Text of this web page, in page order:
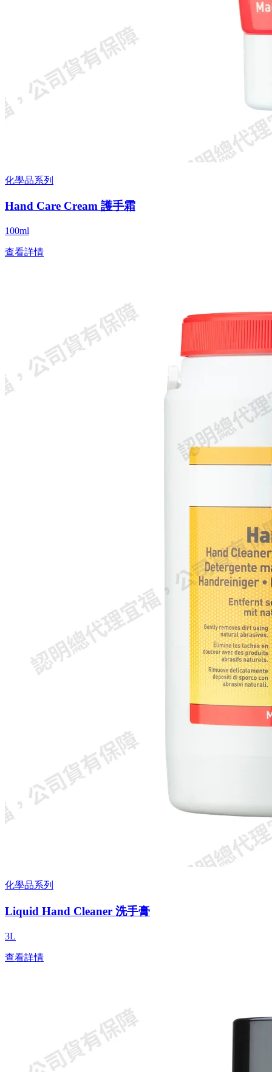
化學品系列
Hand Care Cream 護手霜
100ml
查看詳情
化學品系列
Liquid Hand Cleaner 洗手膏
3L
查看詳情